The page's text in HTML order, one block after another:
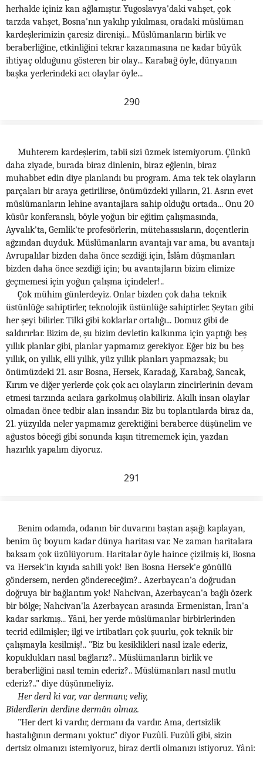
herhalde içiniz kan ağlamıştır. Yugoslavya'daki vahşet, çok
tarzda vahşet, Bosna'nın yakılıp yıkılması, oradaki müslüman
kardeşlerimizin çaresiz direnişi... Müslümanların birlik ve
beraberliğine, etkinliğini tekrar kazanmasına ne kadar büyük
ihtiyaç olduğunu gösteren bir olay... Karabağ öyle, dünyanın
başka yerlerindeki acı olaylar öyle...
290
Muhterem kardeşlerim, tabii sizi üzmek istemiyorum. Çünkü
daha ziyade, burada biraz dinlenin, biraz eğlenin, biraz
muhabbet edin diye planlandı bu program. Ama tek tek olayların
parçaları bir araya getirilirse, önümüzdeki yılların, 21. Asrın evet
müslümanların lehine avantajlara sahip olduğu ortada... Onu 20
küsür konferanslı, böyle yoğun bir eğitim çalışmasında,
Ayvalık'ta, Gemlik'te profesörlerin, mütehassısların, doçentlerin
ağzından duyduk. Müslümanların avantajı var ama, bu avantajı
Avrupalılar bizden daha önce sezdiği için, İslâm düşmanları
bizden daha önce sezdiği için; bu avantajların bizim elimize
geçmemesi için yoğun çalışma içindeler!..
Çok mühim günlerdeyiz. Onlar bizden çok daha teknik
üstünlüğe sahiptirler, teknolojik üstünlüğe sahiptirler. Şeytan gibi
her şeyi bilirler. Tilki gibi koklarlar ortalığı... Domuz gibi de
saldırırlar. Bizim de, şu bizim devletin kalkınma için yaptığı beş
yıllık planlar gibi, planlar yapmamız gerekiyor. Eğer biz bu beş
yıllık, on yıllık, elli yıllık, yüz yıllık planları yapmazsak; bu
önümüzdeki 21. asır Bosna, Hersek, Karadağ, Karabağ, Sancak,
Kırım ve diğer yerlerde çok çok acı olayların zincirlerinin devam
etmesi tarzında acılara garkolmuş olabiliriz. Akıllı insan olaylar
olmadan önce tedbir alan insandır. Biz bu toplantılarda biraz da,
21. yüzyılda neler yapmamız gerektiğini beraberce düşünelim ve
ağustos böceği gibi sonunda kışın titrememek için, yazdan
hazırlık yapalım diyoruz.
291
Benim odamda, odanın bir duvarını baştan aşağı kaplayan,
benim üç boyum kadar dünya haritası var. Ne zaman haritalara
baksam çok üzülüyorum. Haritalar öyle haince çizilmiş ki, Bosna
va Hersek'in kıyıda sahili yok! Ben Bosna Hersek'e gönüllü
göndersem, nerden göndereceğim?.. Azerbaycan'a doğrudan
doğruya bir bağlantım yok! Nahcivan, Azerbaycan'a bağlı özerk
bir bölge; Nahcivan'la Azerbaycan arasında Ermenistan, İran'a
kadar sarkmış... Yâni, her yerde müslümanlar birbirlerinden
tecrid edilmişler; ilgi ve irtibatları çok şuurlu, çok teknik bir
çalışmayla kesilmiş!.. "Biz bu kesiklikleri nasıl izale ederiz,
kopuklukları nasıl bağlarız?.. Müslümanların birlik ve
beraberliğini nasıl temin ederiz?.. Müslümanları nasıl mutlu
ederiz?.." diye düşünmeliyiz.
Her derd ki var, var dermanı; veliy,
Bîderdlerin derdine dermân olmaz.
"Her dert ki vardır, dermanı da vardır. Ama, dertsizlik
hastalığının dermanı yoktur." diyor Fuzûlî. Fuzûlî gibi, sizin
dertsiz olmanızı istemiyoruz, biraz dertli olmanızı istiyoruz. Yâni: